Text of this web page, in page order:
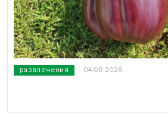
развлечения 04.08.2026